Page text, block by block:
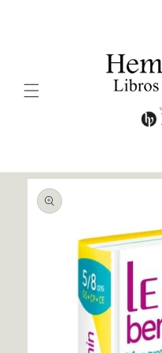
directamente
información